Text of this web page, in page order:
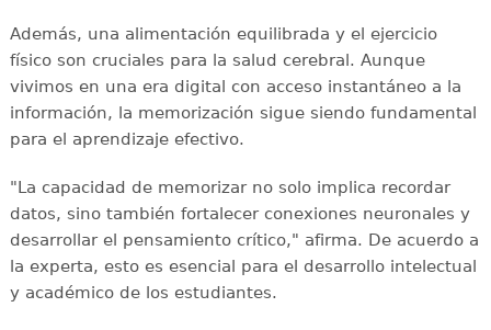
Además, una alimentación equilibrada y el ejercicio
físico son cruciales para la salud cerebral. Aunque
vivimos en una era digital con acceso instantáneo a la
información, la memorización sigue siendo fundamental
para el aprendizaje efectivo.
"La capacidad de memorizar no solo implica recordar
datos, sino también fortalecer conexiones neuronales y
desarrollar el pensamiento crítico," afirma. De acuerdo a
la experta, esto es esencial para el desarrollo intelectual
y académico de los estudiantes.